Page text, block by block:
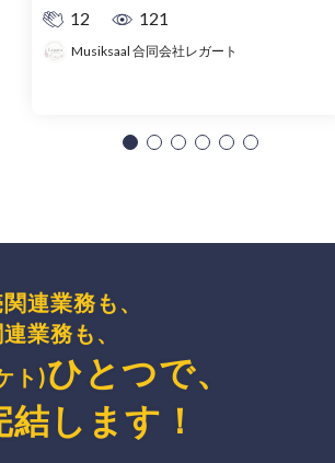
12
121
Musiksaal 合同会社レガート
連業務も、
業務も、
ト)ひとつで、
結 します ！